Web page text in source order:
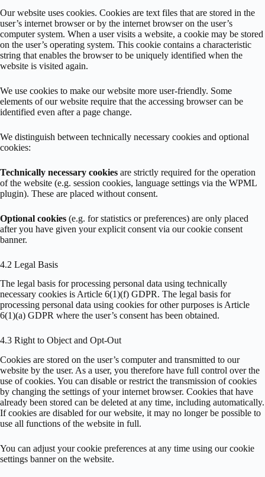
Our website uses cookies. Cookies are text files that are stored in the
user’s internet browser or by the internet browser on the user’s
computer system. When a user visits a website, a cookie may be stored
on the user’s operating system. This cookie contains a characteristic
string that enables the browser to be uniquely identified when the
website is visited again.
We use cookies to make our website more user-friendly. Some
elements of our website require that the accessing browser can be
identified even after a page change.
We distinguish between technically necessary cookies and optional
cookies:
Technically necessary cookies are strictly required for the operation
of the website (e.g. session cookies, language settings via the WPML
plugin). These are placed without consent.
Optional cookies (e.g. for statistics or preferences) are only placed
after you have given your explicit consent via our cookie consent
banner.
4.2 Legal Basis
The legal basis for processing personal data using technically
necessary cookies is Article 6(1)(f) GDPR. The legal basis for
processing personal data using cookies for other purposes is Article
6(1)(a) GDPR where the user’s consent has been obtained.
4.3 Right to Object and Opt-Out
Cookies are stored on the user’s computer and transmitted to our
website by the user. As a user, you therefore have full control over the
use of cookies. You can disable or restrict the transmission of cookies
by changing the settings of your internet browser. Cookies that have
already been stored can be deleted at any time, including automatically.
If cookies are disabled for our website, it may no longer be possible to
use all functions of the website in full.
You can adjust your cookie preferences at any time using our cookie
settings banner on the website.